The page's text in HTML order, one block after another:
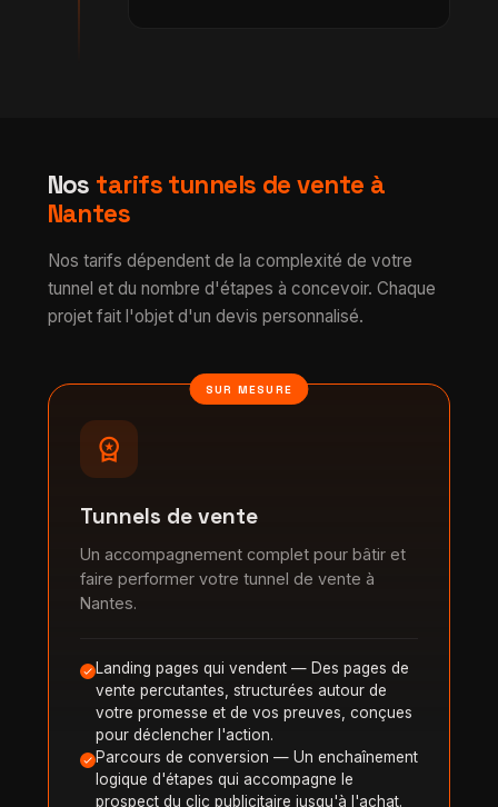
Nos tarifs tunnels de vente à
Nantes
Nos tarifs dépendent de la complexité de votre
tunnel et du nombre d'étapes à concevoir. Chaque
projet fait l'objet d'un devis personnalisé.
SUR MESURE
workspace_premium
Tunnels de vente
Un accompagnement complet pour bâtir et
faire performer votre tunnel de vente à
Nantes.
Landing pages qui vendent — Des pages de
vente percutantes, structurées autour de
votre promesse et de vos preuves, conçues
pour déclencher l'action.
Parcours de conversion — Un enchaînement
logique d'étapes qui accompagne le
prospect du clic publicitaire jusqu'à l'achat.